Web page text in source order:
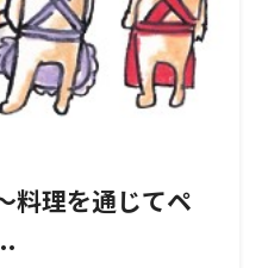
料理を通じてペ